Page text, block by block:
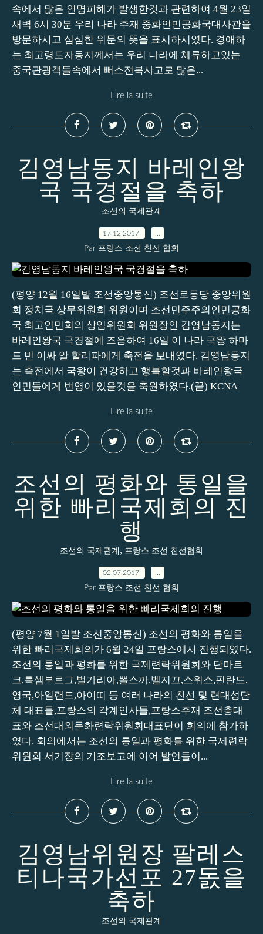
속에서 많은 인명피해가 발생한것과 관련하여 4월 23일
새벽 6시 30분 우리 나라 주재 중화인민공화국대사관을
방문하시고 심심한 위문의 뜻을 표시하시였다. 경애하
는 최고령도자동지께서는 우리 나라에 체류하고있는
중국관광객들속에서 뻐스전복사고로 많은...
Lire la suite
김영남동지 바레인왕
국 국경절을 축하
조선의 국제관계
17.12.2017
Par 프랑스 조선 친선 협회
(평양 12월 16일발 조선중앙통신) 조선로동당 중앙위원
회 정치국 상무위원회 위원이며 조선민주주의인민공화
국 최고인민회의 상임위원회 위원장인 김영남동지는
바레인왕국 국경절에 즈음하여 16일 이 나라 국왕 하마
드 빈 이싸 알 할리파에게 축전을 보내였다. 김영남동지
는 축전에서 국왕이 건강하고 행복할것과 바레인왕국
인민들에게 번영이 있을것을 축원하였다.(끝) KCNA
Lire la suite
조선의 평화와 통일을
위한 빠리국제회의 진
행
조선의 국제관계 , 프랑스 조선 친선협회
02.07.2017
Par 프랑스 조선 친선 협회
(평양 7월 1일발 조선중앙통신) 조선의 평화와 통일을
위한 빠리국제회의가 6월 24일 프랑스에서 진행되였다.
조선의 통일과 평화를 위한 국제련락위원회와 단마르
크,룩셈부르그,벌가리아,뽈스까,벨지끄,스위스,핀란드,
영국,아일랜드,아이띠 등 여러 나라의 친선 및 련대성단
체 대표들,프랑스의 각계인사들,프랑스주재 조선총대
표와 조선대외문화련락위원회대표단이 회의에 참가하
였다. 회의에서는 조선의 통일과 평화를 위한 국제련락
위원회 서기장의 기조보고에 이어 발언들이...
Lire la suite
김영남위원장 팔레스
티나국가선포 27돐을
축하
조선의 국제관계